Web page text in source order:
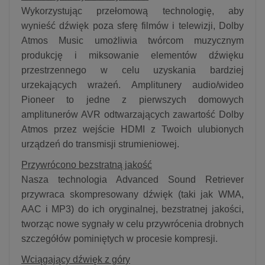
Wykorzystując przełomową technologię, aby
wynieść dźwięk poza sferę filmów i telewizji, Dolby
Atmos Music umożliwia twórcom muzycznym
produkcję i miksowanie elementów dźwięku
przestrzennego w celu uzyskania bardziej
urzekających wrażeń. Amplitunery audio/wideo
Pioneer to jedne z pierwszych domowych
amplitunerów AVR odtwarzających zawartość Dolby
Atmos przez wejście HDMI z Twoich ulubionych
urządzeń do transmisji strumieniowej.
Przywrócono bezstratną jakość
Nasza technologia Advanced Sound Retriever
przywraca skompresowany dźwięk (taki jak WMA,
AAC i MP3) do ich oryginalnej, bezstratnej jakości,
tworząc nowe sygnały w celu przywrócenia drobnych
szczegółów pominiętych w procesie kompresji.
Wciągający dźwięk z góry